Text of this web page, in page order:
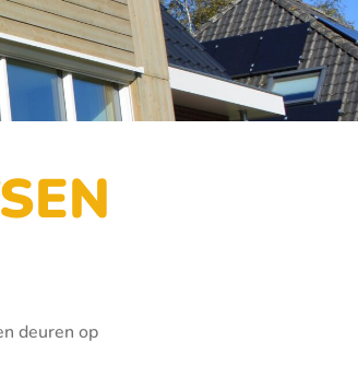
deuren op